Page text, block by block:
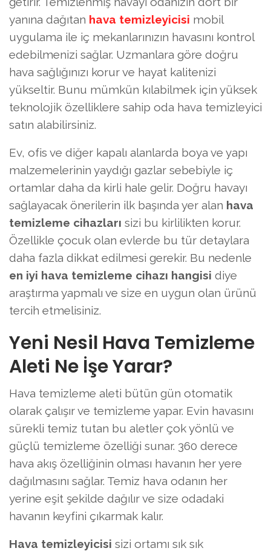
yanına dağıtan hava temizleyicisi mobil
uygulama ile iç mekanlarınızın havasını kontrol
edebilmenizi sağlar. Uzmanlara göre doğru
hava sağlığınızı korur ve hayat kalitenizi
yükseltir. Bunu mümkün kılabilmek için yüksek
teknolojik özelliklere sahip oda hava temizleyici
satın alabilirsiniz.
Ev, ofis ve diğer kapalı alanlarda boya ve yapı
malzemelerinin yaydığı gazlar sebebiyle iç
ortamlar daha da kirli hale gelir. Doğru havayı
sağlayacak önerilerin ilk başında yer alan hava
temizleme cihazları sizi bu kirlilikten korur.
Özellikle çocuk olan evlerde bu tür detaylara
daha fazla dikkat edilmesi gerekir. Bu nedenle
en iyi hava temizleme cihazı hangisi diye
araştırma yapmalı ve size en uygun olan ürünü
tercih etmelisiniz.
Yeni Nesil Hava Temizleme
Aleti Ne İşe Yarar?
Hava temizleme aleti bütün gün otomatik
olarak çalışır ve temizleme yapar. Evin havasını
sürekli temiz tutan bu aletler çok yönlü ve
güçlü temizleme özelliği sunar. 360 derece
hava akış özelliğinin olması havanın her yere
dağılmasını sağlar. Temiz hava odanın her
yerine eşit şekilde dağılır ve size odadaki
havanın keyfini çıkarmak kalır.
Hava temizleyicisi sizi ortamı sık sık